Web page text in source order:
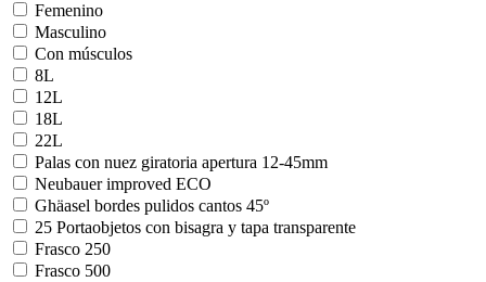
Femenino
Masculino
Con músculos
8L
12L
18L
22L
Palas con nuez giratoria apertura 12-45mm
Neubauer improved ECO
Ghäasel bordes pulidos cantos 45º
25 Portaobjetos con bisagra y tapa transparente
Frasco 250
Frasco 500